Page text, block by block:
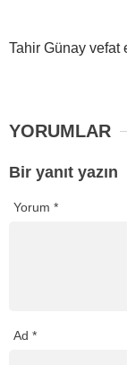
Tahir Günay vefat
YORUMLAR
Bir yanıt yazın
Yorum *
Ad *